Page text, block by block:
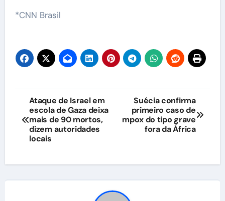
*CNN Brasil
Navegação
de
Post
Ataque de Israel em
escola de Gaza deixa
mais de 90 mortos,
dizem autoridades
locais
Suécia confirma
primeiro caso de
mpox do tipo grave
fora da África